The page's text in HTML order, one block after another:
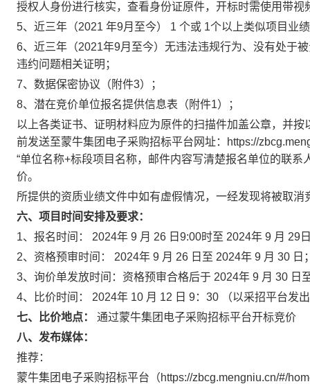
授权人身份进行核实，查看身份证原件，开标时需使用带
5、近三年（2021 年9月至今） 1 个或 1个以上类似项目业
6、近三年（2021年9月至今）无违法违规行为、没有处于
违约问题相关证明；
7、数据保密协议（附件3）；
8、潜在竞价单位报名提供信息表（附件1）；
以上各类证书、证明材料应为原件的扫描件加盖公章，并
前发送至蒙牛集团电子采购招标平台网址：https://
“单位名称+标段项目名称，邮件内容写清楚报名单位的联
价。
所提供的资质业绩文件中如有虚假情况，一经发现将被取消
六、项目时间安排及要求：
1、报名时间： 2024年 9 月 26 日9:00时至 2024年 9 月 29
2、资格预审时间： 2024年 9 月 26 日至 2024年 9 月 30 日
3、询价单发放时间：资格预审合格后于 2024年 9 月 30 日
4、比价时间： 2024年 10 月 12 日 9：30 （以采招平台发
七、比价地点： 通过蒙牛集团电子采购招标平台开标竞价
八、发布媒体：
推荐：
蒙牛集团电子采购招标平台（https://zbcg.mengniu.cn/#/